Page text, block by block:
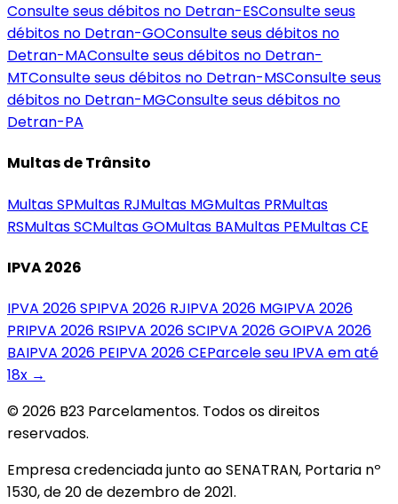
Consulte seus débitos no Detran-ESConsulte seus
débitos no Detran-GOConsulte seus débitos no
Detran-MAConsulte seus débitos no Detran-
MTConsulte seus débitos no Detran-MSConsulte seus
débitos no Detran-MGConsulte seus débitos no
Detran-PA
Multas de Trânsito
MultasSPMultas RJMultas MGMultas PRMultas
RSMultasSCMultasGOMultas BAMultas PEMultasCE
IPVA 2026
IPVA 2026SPIPVA 2026 RJIPVA 2026 MGIPVA 2026
PRIPVA 2026 RSIPVA 2026SCIPVA 2026GOIPVA 2026
BAIPVA 2026 PEIPVA 2026CEParcele seu IPVA em até
18x →
© 2026 B23 Parcelamentos. Todos os direitos
reservados.
Empresa credenciada junto ao SENATRAN, Portaria nº
1530, de 20 de dezembro de 2021.